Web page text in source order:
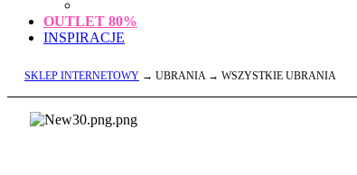
OUTLET 80%
INSPIRACJE
SKLEP INTERNETOWY → UBRANIA → WSZYSTKIE UBRANIA